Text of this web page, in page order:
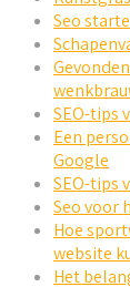
Seo
SEO-tips
Een
Google
SEO-tips
Seo voor
Hoe
website
Het